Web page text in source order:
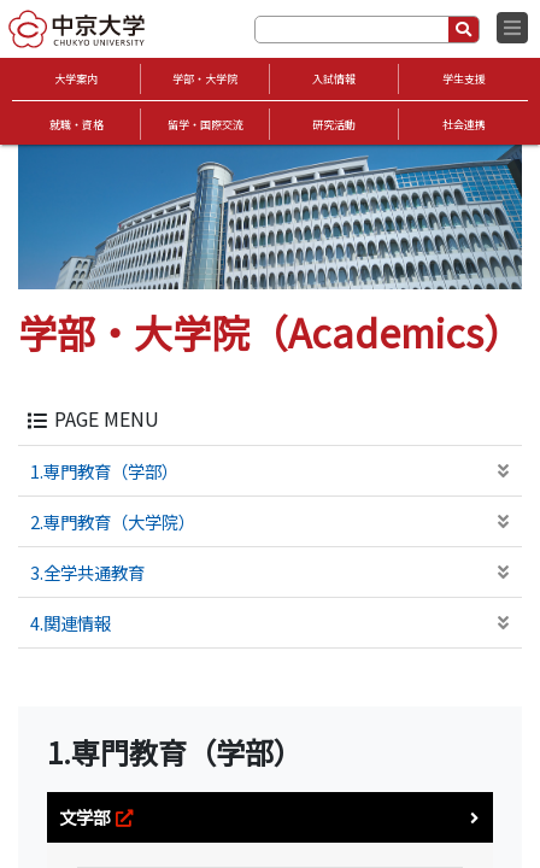
大学案内 学部・大学院 入試情報 学生支援
就職・資格 留学・国際交流 研究活動 社会連携
学部・大学院（Academics）
PAGE MENU
1.専門教育（学部）
2.専門教育（大学院）
3.全学共通教育
4.関連情報
1.専門教育（学部）
文学部